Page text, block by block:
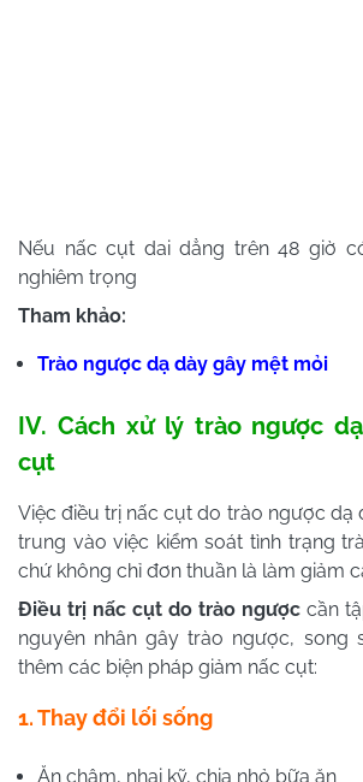
Nếu nấc cụt dai dẳng trên 48 giờ
nghiêm trọng
Tham khảo:
Trào ngược dạ dày gây mệt mỏi
IV. Cách xử lý trào ngược
cụt
Việc điều trị nấc cụt do trào ngược dạ
trung vào việc kiểm soát tình trạng
chứ không chỉ đơn thuần là làm giảm
Điều trị nấc cụt do trào ngược cần
nguyên nhân gây trào ngược, song
thêm các biện pháp giảm nấc cụt:
1. Thay đổi lối sống
Ăn chậm, nhai kỹ, chia nhỏ bữa ăn